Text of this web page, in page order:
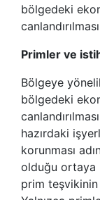
bölgedeki
Primler ve
Bölgeye
bölgedeki
hazırdaki
korunması
olduğu ortaya
prim